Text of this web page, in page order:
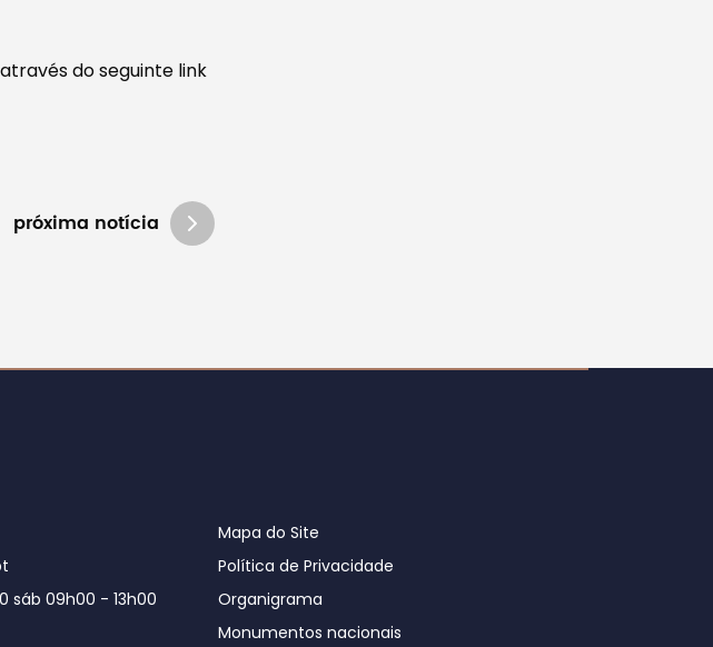
do seguinte link
próxima notícia
sáb 09h00 - 13h00
Mapa do Site
Política de Privacidade
Organigrama
Monumentos nacionais